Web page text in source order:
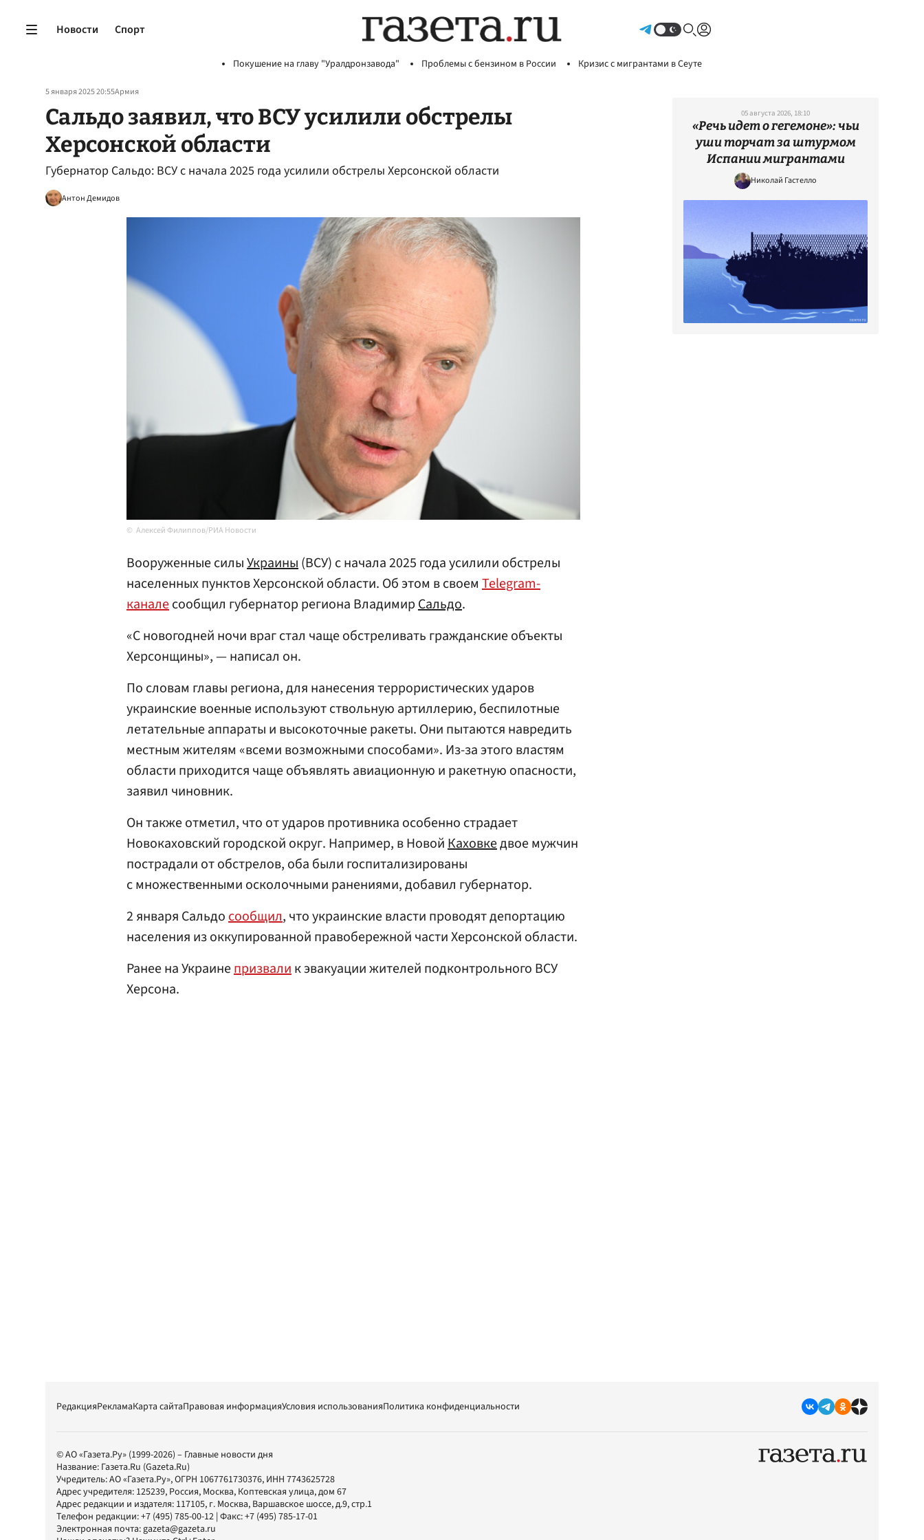
Новости Спорт
Покушение на главу "Уралдронзавода" Проблемы с бензином в России Кризис с мигрантами в Сеуте
5 января 2025 20:55Армия
Сальдо заявил, что ВСУ усилили обстрелы
Херсонской области
Губернатор Сальдо: ВСУ с начала 2025 года усилили обстрелы Херсонской области
Антон Демидов
Алексей Филиппов/РИА Новости
Вооруженные силыУкраины(ВСУ) с начала 2025 года усилили обстрелы
населенных пунктов Херсонской области. Об этом в своем Telegram-
каналесообщил губернатор региона ВладимирСальдо.
«С новогодней ночи враг стал чаще обстреливать гражданские объекты
Херсонщины», — написал он.
По словам главы региона, для нанесения террористических ударов
украинские военные используют ствольную артиллерию, беспилотные
летательные аппараты и высокоточные ракеты. Они пытаются навредить
местным жителям «всеми возможными способами». Из-за этого властям
области приходится чаще объявлять авиационную и ракетную опасности,
заявил чиновник.
Он также отметил, что от ударов противника особенно страдает
Новокаховский городской округ. Например, в НовойКаховкедвое мужчин
пострадали от обстрелов, оба были госпитализированы
с множественными осколочными ранениями, добавил губернатор.
2 января Сальдосообщил, что украинские власти проводят депортацию
населения из оккупированной правобережной части Херсонской области.
Ранее на Украинепризвалик эвакуации жителей подконтрольного ВСУ
Херсона.
05 августа 2026, 18:10
«Речь идет о гегемоне»: чьи
уши торчат за штурмом
Испании мигрантами
Николай Гастелло
РедакцияРекламаКарта сайтаПравовая информацияУсловия использованияПолитика конфиденциальности
© АО «Газета.Ру» (1999-2026) – Главные новости дня
Название: Газета.Ru (Gazeta.Ru)
Учредитель:АО «Газета.Ру», ОГРН 1067761730376, ИНН 7743625728
Адрес учредителя: 125239, Россия, Москва, Коптевская улица, дом 67
Адрес редакции и издателя: 117105, г. Москва, Варшавское шоссе, д.9, стр.1
Телефон редакции:+7 (495) 785-00-12 | Факс:+7 (495) 785-17-01
Электронная почта:gazeta@gazeta.ru